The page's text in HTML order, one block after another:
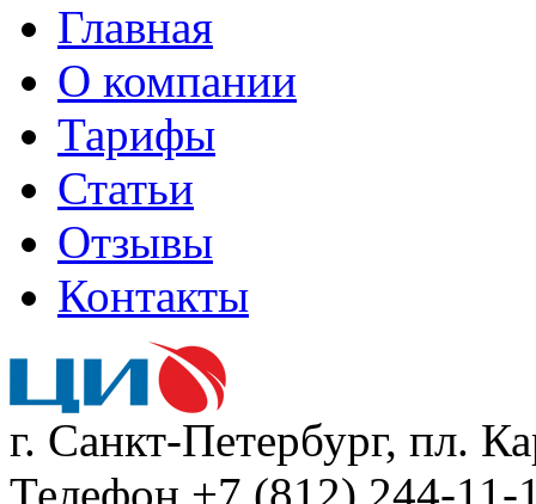
Главная
О компании
Тарифы
Статьи
Отзывы
Контакты
г. Санкт-Петербург, пл.